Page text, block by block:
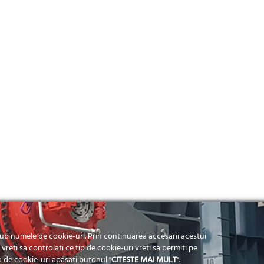
byPion Media
numele de cookie-uri. Prin continuarea accesarii acestui
sa controlati ce tip de cookie-uri vreti sa permiti pe
de cookie-uri apasati butonul "CITESTE MAI MULT".